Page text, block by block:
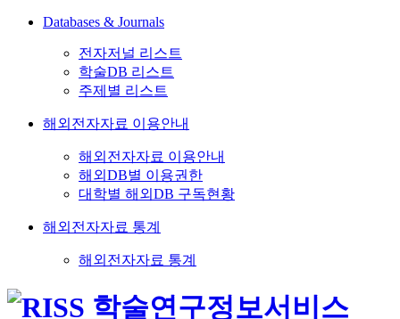
Databases & Journals
전자저널 리스트
학술DB 리스트
주제별 리스트
해외전자자료 이용안내
해외전자자료 이용안내
해외DB별 이용권한
대학별 해외DB 구독현황
해외전자자료 통계
해외전자자료 통계